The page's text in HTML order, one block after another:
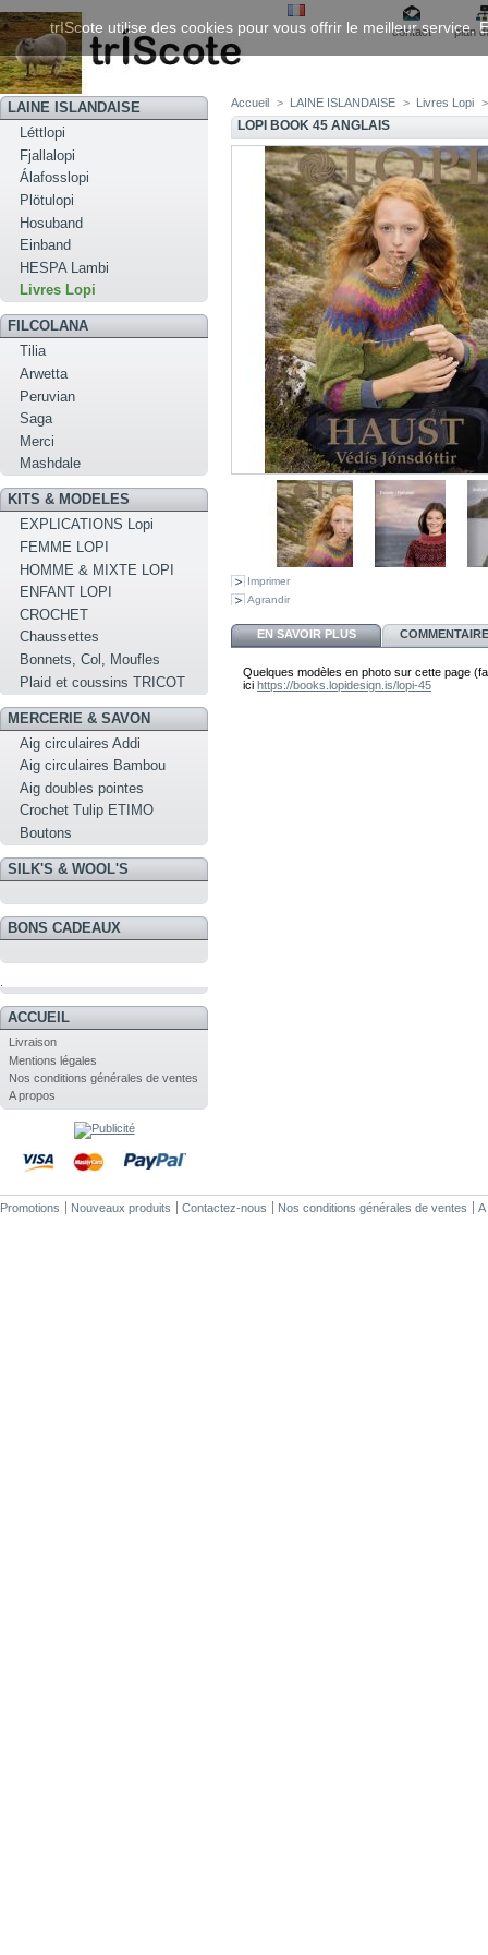
contact plan
LAINE ISLANDAISE
Léttlopi
Fjallalopi
Álafosslopi
Plötulopi
Hosuband
Einband
HESPA Lambi
Livres Lopi
FILCOLANA
Tilia
Arwetta
Peruvian
Saga
Merci
Mashdale
KITS & MODELES
EXPLICATIONS Lopi
FEMME LOPI
HOMME & MIXTE LOPI
ENFANT LOPI
CROCHET
Chaussettes
Bonnets, Col, Moufles
Plaid et coussins TRICOT
MERCERIE & SAVON
Aig circulaires Addi
Aig circulaires Bambou
Aig doubles pointes
Crochet Tulip ETIMO
Boutons
SILK'S & WOOL'S
BONS CADEAUX
ACCUEIL
Livraison
Mentions légales
Nos conditions générales de ventes
A propos
Accueil > LAINE ISLANDAISE > Livres Lopi >
LOPI BOOK 45 ANGLAIS
Imprimer
Agrandir
EN SAVOIR PLUS
Quelques modèles en photo sur cette page
ici https://books.lopidesign.is/lopi-45
Promotions Nouveaux produits Contactez-nous Nos conditions générales de ventes A
trIScote utilise des cookies pour vous offrir le meilleur